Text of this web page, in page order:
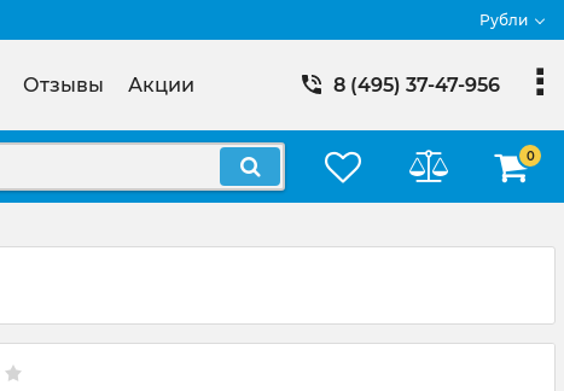
Рубли
Отзывы Акции 8 (495) 37-47-956
0